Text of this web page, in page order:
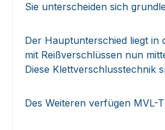
Sie unterscheiden sich
Der Hauptunterschied liegt in
mit Reißverschlüssen nun
Diese Klettverschlusstechnik
Des Weiteren verfügen MVL-